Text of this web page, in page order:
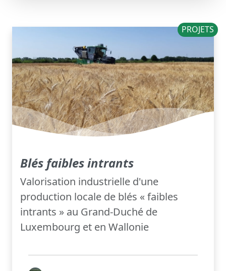
PROJETS
Blés faibles intrants
Valorisation industrielle d'une
production locale de blés « faibles
intrants » au Grand-Duché de
Luxembourg et en Wallonie